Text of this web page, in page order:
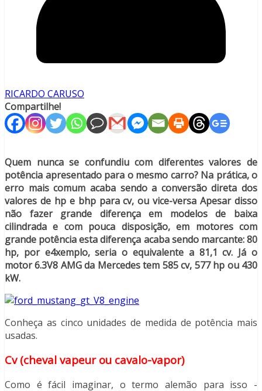
RICARDO CARUSO
Compartilhe!
Quem nunca se confundiu com diferentes valores de
potência apresentado para o mesmo carro? Na prática, o
erro mais comum acaba sendo a conversão direta dos
valores de hp e bhp para cv, ou vice-versa Apesar disso
não fazer grande diferença em modelos de baixa
cilindrada e com pouca disposição, em motores com
grande potência esta diferença acaba sendo marcante: 80
hp, por e4xemplo, seria o equivalente a 81,1 cv. Já o
motor 6.3V8 AMG da Mercedes tem 585 cv, 577 hp ou 430
kW.
Conheça as cinco unidades de medida de potência mais
usadas.
Cv (cheval vapeur ou cavalo-vapor)
Como é fácil imaginar, o termo alemão para isso -